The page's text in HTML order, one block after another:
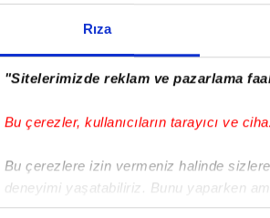
Rıza
"Sitelerimizde reklam ve pazarlama
Bu çerezler, kullanıcıların tarayıcı ve
Bu çerezlere izin vermeniz halinde
deneyimi yaşatabiliriz. Bunu yaparken
içerikleri sunabilmek adına elimizden
HER YERDE!